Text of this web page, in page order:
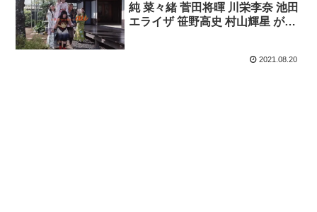
純 菜々緒 菅田将暉 川栄李奈 池田
エライザ 笹野高史 村山輝星 が出
2021.08.20